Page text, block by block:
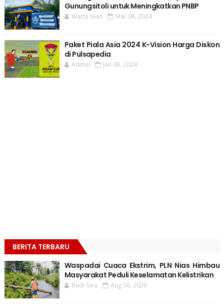
Gunungsitoli untuk Meningkatkan PNBP
Warta Nias Mar 08, 2024
Paket Piala Asia 2024 K-Vision Harga Diskon
di Pulsapedia
Admin Jan 08, 2024
BERITA TERBARU
Waspadai Cuaca Ekstrim, PLN Nias Himbau
Masyarakat Peduli Keselamatan Kelistrikan
Budi Gea Aug 06, 2026